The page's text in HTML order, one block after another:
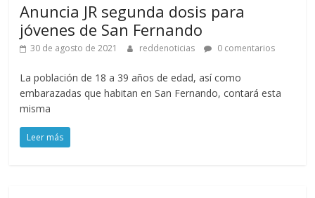
Anuncia JR segunda dosis para
jóvenes de San Fernando
30 de agosto de 2021 reddenoticias 0 comentarios
La población de 18 a 39 años de edad, así como
embarazadas que habitan en San Fernando, contará esta
misma
Leer más